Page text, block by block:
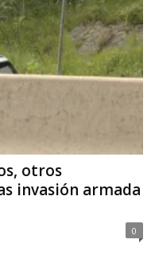
otros
invasión armada
0